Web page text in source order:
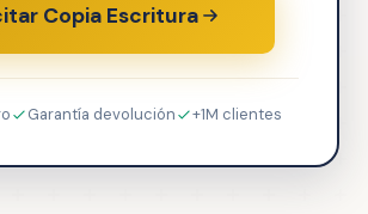
Copia Escritura
Garantía devolución +1M clientes